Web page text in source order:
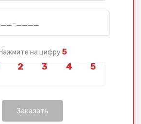
Нажмите на цифру 5